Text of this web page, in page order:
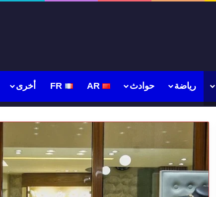
رياضة حوادث AR
FR أخرى